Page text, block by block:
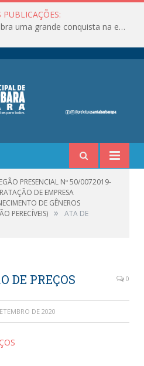
Santa Bárbara do Pará celebra uma grande conquista na educação!
PRESENCIAL Nº 50/0072019-
DE EMPRESA
DE GÊNEROS
PERECÍVEIS) »
ATA DE
DE PREÇOS 0
DE 2020